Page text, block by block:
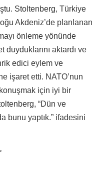
Stoltenberg, Türkiye
Akdeniz’de planlanan
önleme yönünde
duyduklarını aktardı ve
edici eylem ve
işaret etti. NATO’nun
konuşmak için iyi bir
“Dün ve
bunu yaptık.” ifadesini